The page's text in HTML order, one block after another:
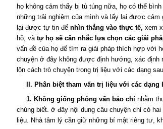
họ không cảm thấy bị tù túng nữa, họ có thể
những trải nghiệm của mình và lấy lại được cảm
lại được tự tin để nhìn thẳng vào thực tế, xem
hồ, và tự họ sẽ cân nhắc lựa chọn các giải
vấn đề của họ để tìm ra giải pháp thích hợp với
chuyện ở đây không được định hướng, xác định
lộn cách trò chuyện trong trị liệu với các dạng
II. Phân biệt tham vấn trị liệu với các dạng
1. Không giống phỏng vấn báo chínhằm
chúng biết. ở đây nội dung câu chuyện chỉ có
liệu. Nhà tâm lý cần giữ những bí mật riêng tư,